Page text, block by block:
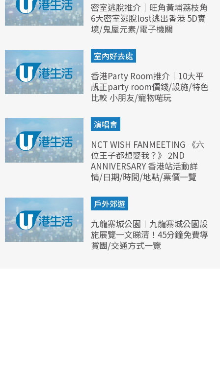
密室逃脫推介｜旺角黃埔荔枝角
6大密室逃脫lost逃出香港 5D實
境/鬼屋元素/電子機關
室內好去處
香港Party Room推介｜10大平
靚正party room價錢/設施/特色
比較 小朋友/寵物啱玩
演唱會
NCT WISH FANMEETING 《六
位王子都想娶我？》 2ND
ANNIVERSARY 香港站活動詳
情/日期/時間/地點/票價一覽
戶外郊遊
九龍寨城公園︱九龍寨城公園設
施展覽一文睇清！45分鐘免費導
賞團/交通方式一覽